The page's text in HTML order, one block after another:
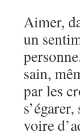
Aimer,
un
sain,
par les
voire